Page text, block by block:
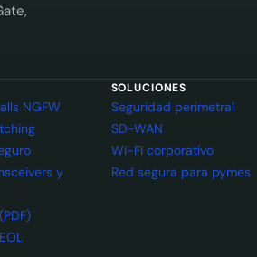
NGFW
y
SOLUCIONES
Seguridad perimetral
SD-WAN
Wi-Fi corporativo
Red segura para pymes